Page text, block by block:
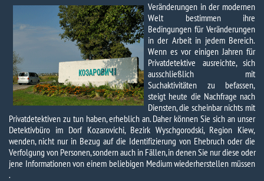
Veränderungen in der modernen
Welt bestimmen ihre
Bedingungen für Veränderungen
in der Arbeit in jedem Bereich.
Wenn es vor einigen Jahren für
Privatdetektive ausreichte, sich
ausschließlich mit
Suchaktivitäten zu befassen,
steigt heute die Nachfrage nach
Diensten, die scheinbar nichts mit
Privatdetektiven zu tun haben, erheblich an. Daher können Sie sich an unser
Detektivbüro im Dorf Kozarovichi, Bezirk Wyschgorodski, Region Kiew,
wenden, nicht nur in Bezug auf die Identifizierung von Ehebruch oder die
Verfolgung von Personen, sondern auch in Fällen, in denen Sie nur diese oder
jene Informationen von einem beliebigen Medium wiederherstellen müssen
.